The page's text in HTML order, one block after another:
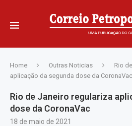
Home Outras Noticias
Rio
aplicação da segunda dose da CoronaVac
Rio de Janeiro regulariza
dose da CoronaVac
18 de maio de 2021